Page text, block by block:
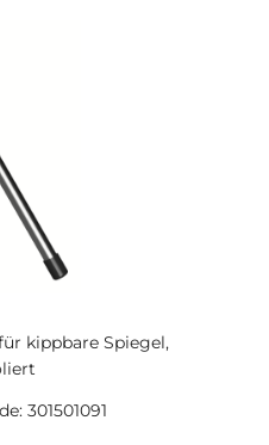
kippbare Spiegel,
301501091